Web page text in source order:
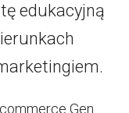
edukacyjną
Gen